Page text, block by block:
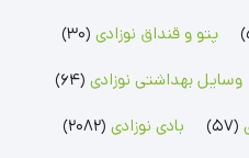
پتو و قنداق نوزادی (30)
وسایل بهداشتی نوزادی (64)
(57) بادی نوزادی (2082)